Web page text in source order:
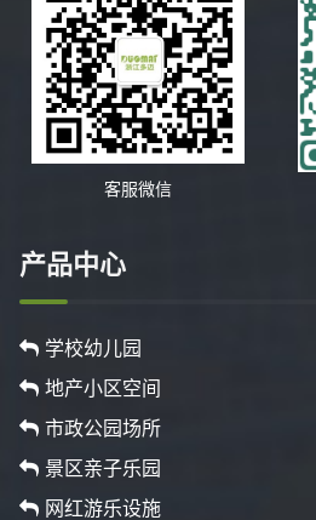
客服微信
产品中心
学校幼儿园
地产小区空间
市政公园场所
景区亲子乐园
网红游乐设施